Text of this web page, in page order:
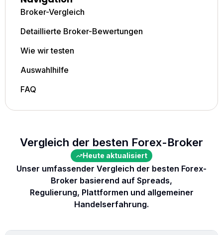
Broker-Vergleich
Detaillierte Broker-Bewertungen
Wie wir testen
Auswahlhilfe
FAQ
Vergleich der besten Forex-Broker
Heute aktualisiert
Unser umfassender Vergleich der besten Forex-
Broker basierend auf Spreads,
Regulierung, Plattformen und allgemeiner
Handelserfahrung.